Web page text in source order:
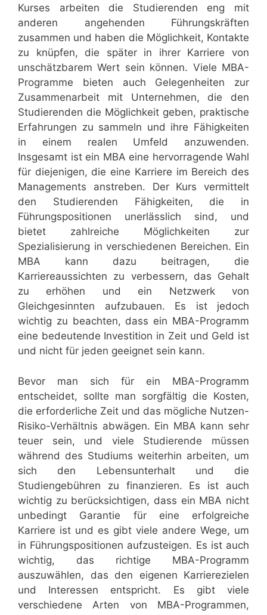
Kurses arbeiten die Studierenden eng mit
anderen angehenden Führungskräften
zusammen und haben die Möglichkeit, Kontakte
zu knüpfen, die später in ihrer Karriere von
unschätzbarem Wert sein können. Viele MBA-
Programme bieten auch Gelegenheiten zur
Zusammenarbeit mit Unternehmen, die den
Studierenden die Möglichkeit geben, praktische
Erfahrungen zu sammeln und ihre Fähigkeiten
in einem realen Umfeld anzuwenden.
Insgesamt ist ein MBA eine hervorragende Wahl
für diejenigen, die eine Karriere im Bereich des
Managements anstreben. Der Kurs vermittelt
den Studierenden Fähigkeiten, die in
Führungspositionen unerlässlich sind, und
bietet zahlreiche Möglichkeiten zur
Spezialisierung in verschiedenen Bereichen. Ein
MBA kann dazu beitragen, die
Karriereaussichten zu verbessern, das Gehalt
zu erhöhen und ein Netzwerk von
Gleichgesinnten aufzubauen. Es ist jedoch
wichtig zu beachten, dass ein MBA-Programm
eine bedeutende Investition in Zeit und Geld ist
und nicht für jeden geeignet sein kann.
Bevor man sich für ein MBA-Programm
entscheidet, sollte man sorgfältig die Kosten,
die erforderliche Zeit und das mögliche Nutzen-
Risiko-Verhältnis abwägen. Ein MBA kann sehr
teuer sein, und viele Studierende müssen
während des Studiums weiterhin arbeiten, um
sich den Lebensunterhalt und die
Studiengebühren zu finanzieren. Es ist auch
wichtig zu berücksichtigen, dass ein MBA nicht
unbedingt Garantie für eine erfolgreiche
Karriere ist und es gibt viele andere Wege, um
in Führungspositionen aufzusteigen. Es ist auch
wichtig, das richtige MBA-Programm
auszuwählen, das den eigenen Karrierezielen
und Interessen entspricht. Es gibt viele
verschiedene Arten von MBA-Programmen,